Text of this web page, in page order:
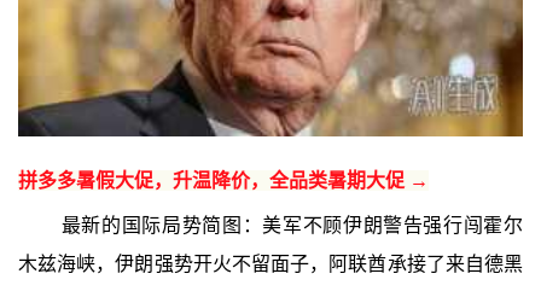
拼多多暑假大促，升温降价，全品类暑期大促 →
最新的国际局势简图：美军不顾伊朗警告强行闯霍尔
木兹海峡，伊朗强势开火不留面子，阿联酋承接了来自德黑